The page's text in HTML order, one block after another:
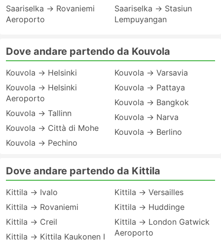
Saariselka → Rovaniemi
Aeroporto
Saariselka → Stasiun
Lempuyangan
Dove andare partendo da Kouvola
Kouvola → Helsinki
Kouvola → Helsinki
Aeroporto
Kouvola → Tallinn
Kouvola → Città di Mohe
Kouvola → Pechino
Kouvola → Varsavia
Kouvola → Pattaya
Kouvola → Bangkok
Kouvola → Narva
Kouvola → Berlino
Dove andare partendo da Kittila
Kittila → Ivalo
Kittila → Rovaniemi
Kittila → Creil
Kittila → Kittila Kaukonen I
Kittila → Versailles
Kittila → Huddinge
Kittila → London Gatwick
Aeroporto